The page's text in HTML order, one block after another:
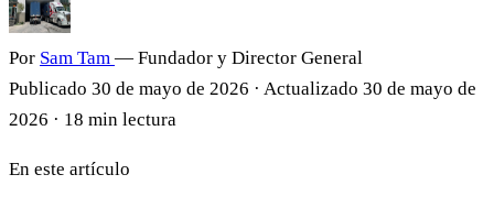
Por Sam Tam — Fundador y Director General
Publicado 30 de mayo de 2026 · Actualizado 30 de mayo de
2026 · 18 min lectura
En este artículo